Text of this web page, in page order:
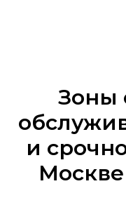
Зоны
и